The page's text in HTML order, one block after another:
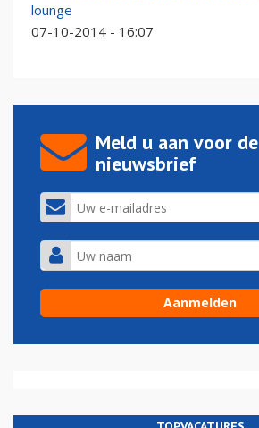
lounge
07-10-2014 - 16:07
Meld u aan voor de
nieuwsbrief